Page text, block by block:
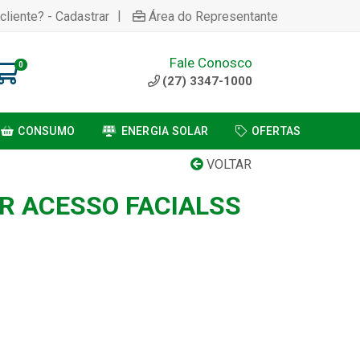
- Cadastrar | Área do Representante
0 Fale Conosco
(27) 3347-1000
CONSUMO ENERGIA SOLAR OFERTAS
VOLTAR
ACESSO FACIALSS